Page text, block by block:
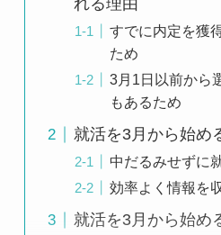
れる理由
すでに内定を獲
ため
3月1日以前から
もあるため
就活を3月から始め
中だるみせずに
効率よく情報を
就活を3月から始め